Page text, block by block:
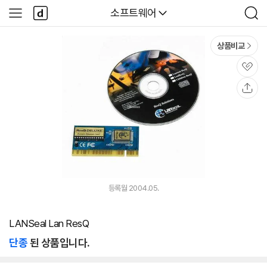
다나와
소프트웨어
검
색
사
이
다
나
와
상품비교
관
심
등록월 2004.05.
LANSeal Lan ResQ
단종된 상품입니다.